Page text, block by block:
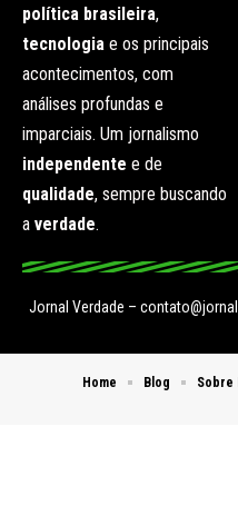
política brasileira,
tecnologia e os principais
acontecimentos, com
análises profundas e
imparciais. Um jornalismo
independente e de
qualidade, sempre buscando
a verdade.
Jornal Verdade –
Home Blog Sobre